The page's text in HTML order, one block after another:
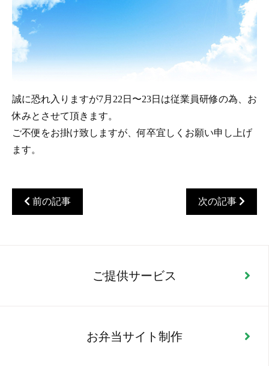
誠に恐れ入りますが7月22日〜23日は従業員研修の為、お
休みとさせて頂きます。
ご不便をお掛け致しますが、何卒宜しくお願い申し上げ
ます。
前の記事 次の記事
ご提供サービス
お弁当サイト制作